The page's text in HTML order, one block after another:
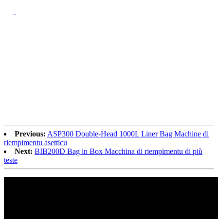
Previous: ASP300 Double-Head 1000L Liner Bag Machine di
riempimentu asetticu
Next: BIB200D Bag in Box Macchina di riempimentu di più
teste